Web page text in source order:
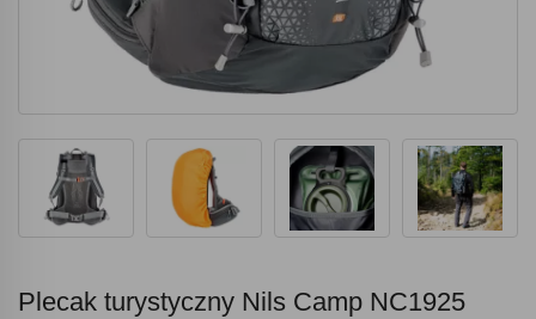
Plecak turystyczny Nils Camp NC1925